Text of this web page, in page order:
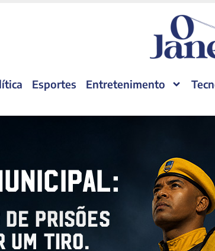
Esportes Entretenimento